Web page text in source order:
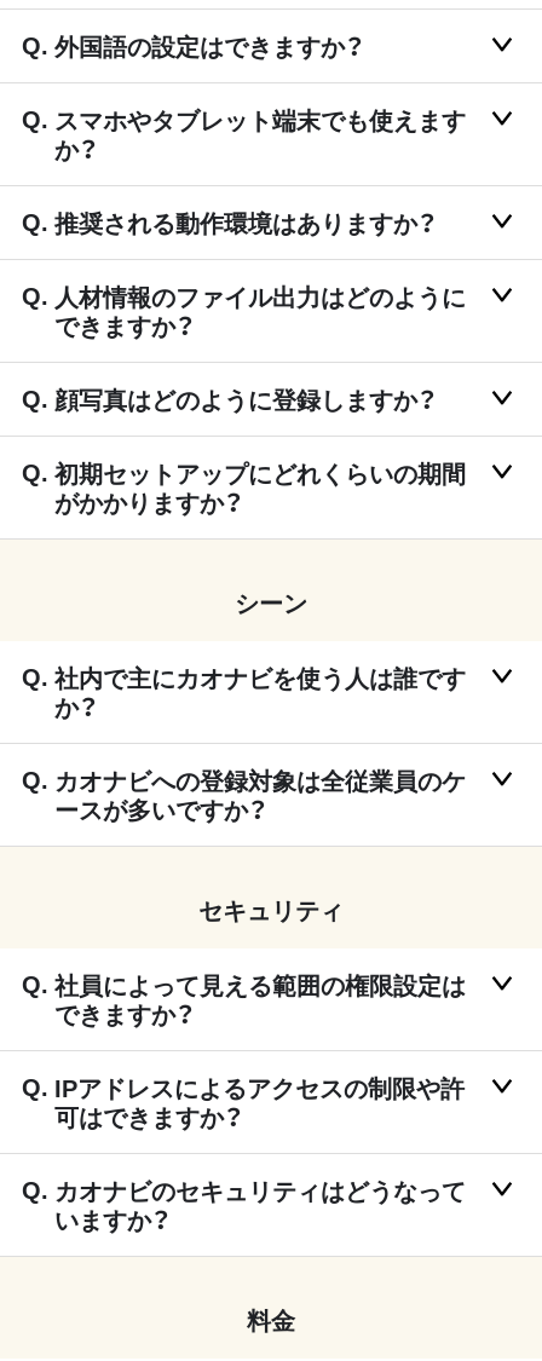
外国語の設定はできますか？
スマホやタブレット端末でも使えます
か？
推奨される動作環境はありますか？
人材情報のファイル出力はどのように
できますか？
顔写真はどのように登録しますか？
初期セットアップにどれくらいの期間
がかかりますか？
シーン
社内で主にカオナビを使う人は誰です
か？
カオナビへの登録対象は全従業員のケ
ースが多いですか？
セキュリティ
社員によって見える範囲の権限設定は
できますか？
IPアドレスによるアクセスの制限や許
可はできますか？
カオナビのセキュリティはどうなって
いますか？
料金